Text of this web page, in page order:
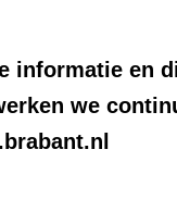
informatie en
we